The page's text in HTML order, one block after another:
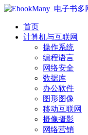
首页
计算机与互联网
操作系统
编程语言
网络安全
数据库
办公软件
图形图像
移动互联网
摄像摄影
网络营销